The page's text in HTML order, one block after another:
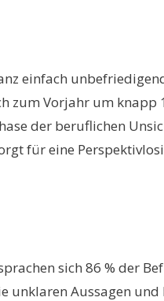
einfach
Vorjahr um knapp
der beruflichen
für eine
sich 86 % der
unklaren Aussagen